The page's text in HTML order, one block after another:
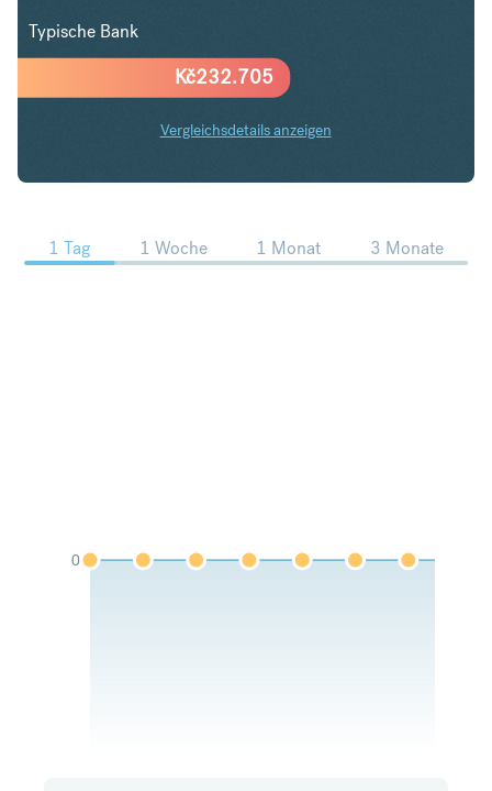
Kč232.705
Typische Bank
Vergleichsdetails anzeigen
HUF in CZK Trends
1 Tag 1 Woche 1 Monat 3 Monate
0